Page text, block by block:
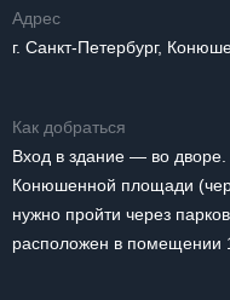
Адрес
г. Санкт-Петербург,
Как добраться
Вход в здание — во
Конюшенной площади
нужно пройти через
расположен в помещении